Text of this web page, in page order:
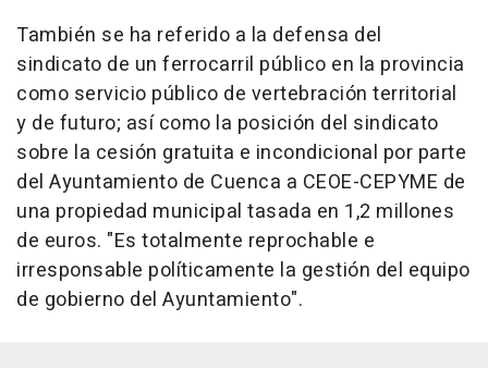
También se ha referido a la defensa del
sindicato de un ferrocarril público en la provincia
como servicio público de vertebración territorial
y de futuro; así como la posición del sindicato
sobre la cesión gratuita e incondicional por parte
del Ayuntamiento de Cuenca a CEOE-CEPYME de
una propiedad municipal tasada en 1,2 millones
de euros. "Es totalmente reprochable e
irresponsable políticamente la gestión del equipo
de gobierno del Ayuntamiento".